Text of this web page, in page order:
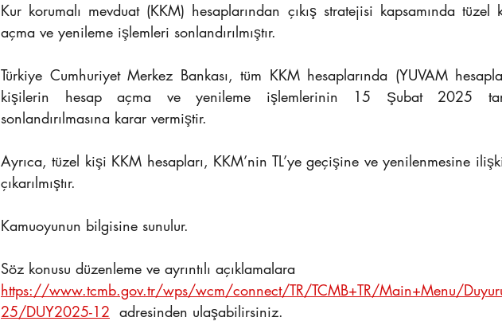
Kur korumalı mevduat (KKM) hesaplarından çıkış stratejisi kapsamında
açma ve yenileme işlemleri sonlandırılmıştır.
Türkiye Cumhuriyet Merkez Bankası, tüm KKM hesaplarında (YUVAM
kişilerin hesap açma ve yenileme işlemlerinin 15 Şubat 2025
sonlandırılmasına karar vermiştir.
Ayrıca, tüzel kişi KKM hesapları, KKM’nin TL’ye geçişine ve yenilenmesine
çıkarılmıştır.
Kamuoyunun bilgisine sunulur.
Söz konusu düzenleme ve ayrıntılı açıklamalara
https://www.tcmb.gov.tr/wps/wcm/connect/TR/TCMB+TR/Main+Menu/
25/DUY2025-12
  adresinden ulaşabilirsiniz.